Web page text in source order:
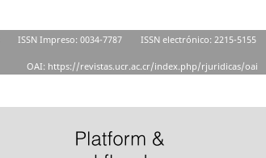
ISSN Impreso: 0034-7787 ISSN electrónico: 2215-5155
OAI: https://revistas.ucr.ac.cr/index.php/rjuridicas/oai